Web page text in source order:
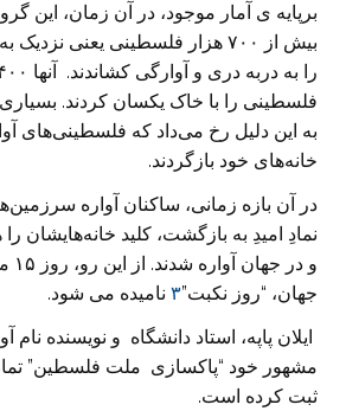
برپایه ی آمار موجود، در آن زمان، این
بیش از ۷۰۰ هزار فلسطینی یعنی
فلسطینی را با خاک یکسان کردند. بسیاری
به این دلیل رخ می‌داد که فلسطینی‌های
خانه‌های خود بازگردند.
در آن بازه زمانی، ساکنان آواره
نمادِ امیدِ به بازگشت، کلید خانه‌هایشان
جهان، “روز نکبت”۳ نامیده می شود.
ایلان پاپه، استاد دانشگاه و نویسنده نام
مشهور خود “پاکسازی ملت فلسطین” تمام
ثبت کرده است.